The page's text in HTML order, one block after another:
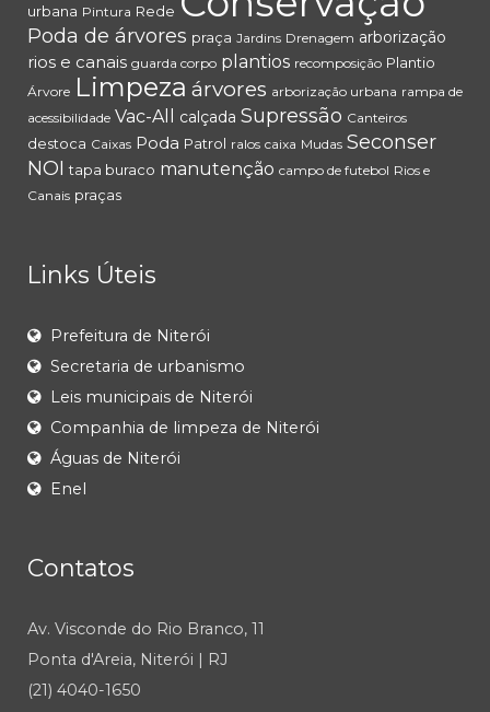
urbana Pintura Rede
Poda de árvores praça Jardins Drenagem arborização
rios e canais guarda corpo plantios recomposição Plantio
Árvore Limpeza árvores arborização urbana rampa de
acessibilidade Vac-All calçada Supressão Canteiros
destoca Caixas Poda Patrol ralos caixa Mudas Seconser
NOI tapa buraco manutenção campo de futebol Rios e
Canais praças
Links Úteis
Prefeitura de Niterói
Secretaria de urbanismo
Leis municipais de Niterói
Companhia de limpeza de Niterói
Águas de Niterói
Enel
Contatos
Av. Visconde do Rio Branco, 11
Ponta d'Areia, Niterói | RJ
(21) 4040-1650